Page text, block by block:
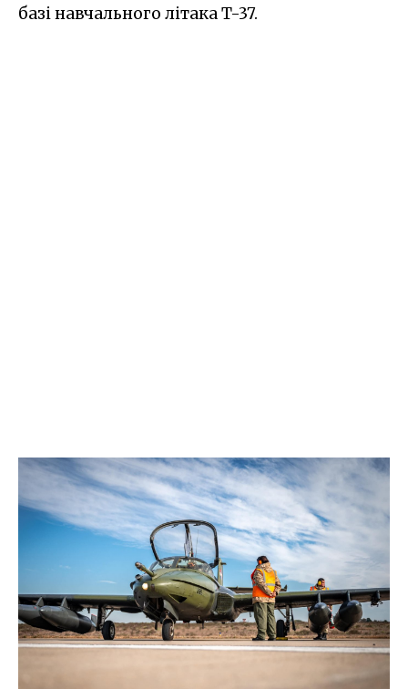
базі навчального літака T-37.